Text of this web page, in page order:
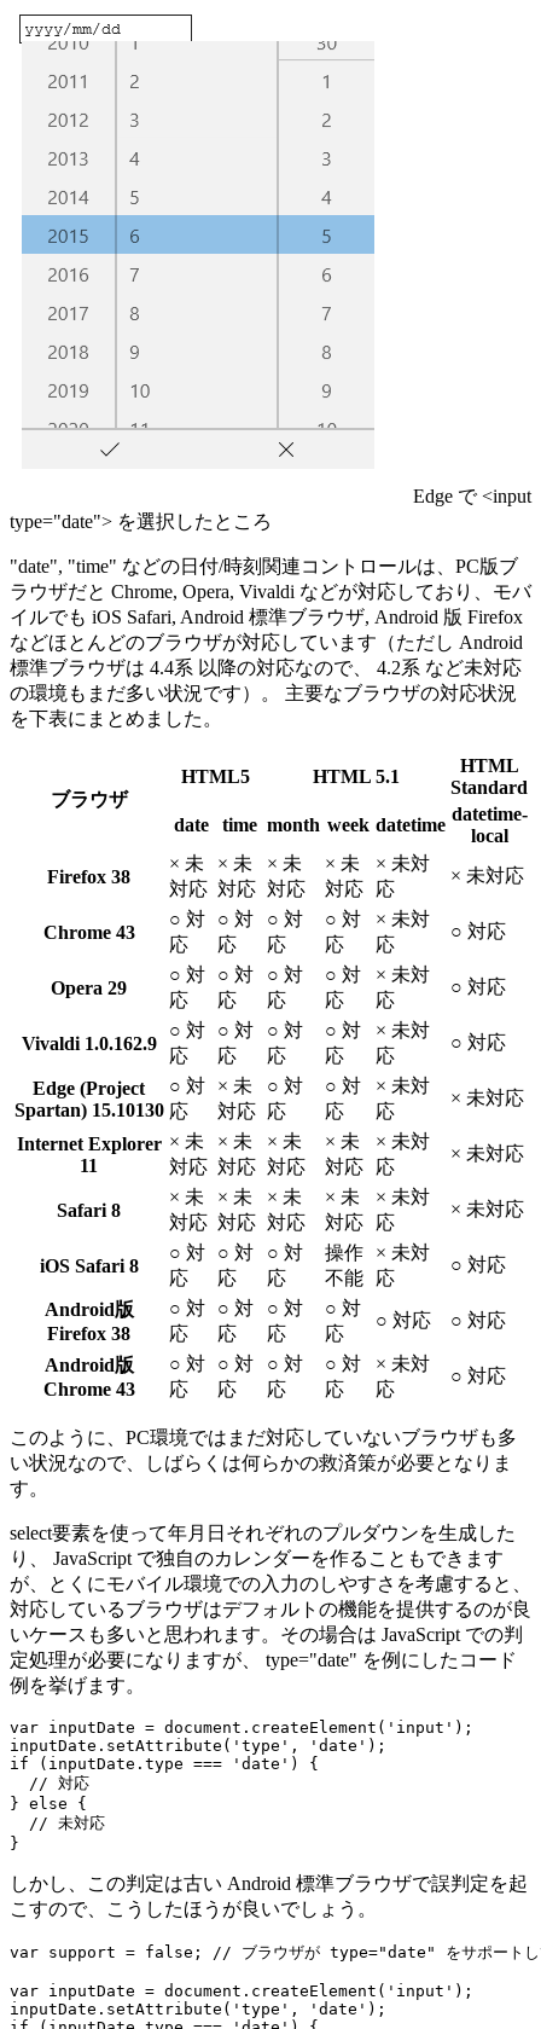
Edge で <input
type="date"> を選択したところ
"date", "time" などの日付/時刻関連コントロールは、PC版ブ
ラウザだと Chrome, Opera, Vivaldi などが対応しており、モバ
イルでも iOS Safari, Android 標準ブラウザ, Android 版 Firefox
などほとんどのブラウザが対応しています（ただし Android
標準ブラウザは 4.4系 以降の対応なので、 4.2系 など未対応
の環境もまだ多い状況です）。 主要なブラウザの対応状況
を下表にまとめました。
ブラウザ
HTML5 HTML 5.1
HTML
Standard
date
time month week datetime
datetime-
local
Firefox 38
× 未
対応
× 未
対応
× 未
対応
× 未
対応
× 未対
応
× 未対応
Chrome 43
○ 対
応
○ 対
応
○ 対
応
○ 対
応
× 未対
応
○ 対応
Opera 29
○ 対
応
○ 対
応
○ 対
応
○ 対
応
× 未対
応
○ 対応
Vivaldi 1.0.162.9
○ 対
応
○ 対
応
○ 対
応
○ 対
応
× 未対
応
○ 対応
Edge (Project
Spartan) 15.10130
○ 対
応
× 未
対応
○ 対
応
○ 対
応
× 未対
応
× 未対応
Internet Explorer
11
× 未
対応
× 未
対応
× 未
対応
× 未
対応
× 未対
応
× 未対応
Safari 8
× 未
対応
× 未
対応
× 未
対応
× 未
対応
× 未対
応
× 未対応
iOS Safari 8
○ 対
応
○ 対
応
○ 対
応
操作
不能
× 未対
応
○ 対応
Android版
Firefox 38
○ 対
応
○ 対
応
○ 対
応
○ 対
応
○ 対応 ○ 対応
Android版
Chrome 43
○ 対
応
○ 対
応
○ 対
応
○ 対
応
× 未対
応
○ 対応
このように、PC環境ではまだ対応していないブラウザも多
い状況なので、しばらくは何らかの救済策が必要となりま
す。
select要素を使って年月日それぞれのプルダウンを生成した
り、 JavaScript で独自のカレンダーを作ることもできます
が、とくにモバイル環境での入力のしやすさを考慮すると、
対応しているブラウザはデフォルトの機能を提供するのが良
いケースも多いと思われます。その場合は JavaScript での判
定処理が必要になりますが、 type="date" を例にしたコード
例を挙げます。
var inputDate = document.createElement('input');
inputDate.setAttribute('type', 'date');
if (inputDate.type === 'date') {
  // 対応
} else {
  // 未対応
しかし、この判定は古い Android 標準ブラウザで誤判定を起
こすので、こうしたほうが良いでしょう。
var support = false; // ブラウザが type="date" をサポートし
var inputDate = document.createElement('input');
inputDate.setAttribute('type', 'date');